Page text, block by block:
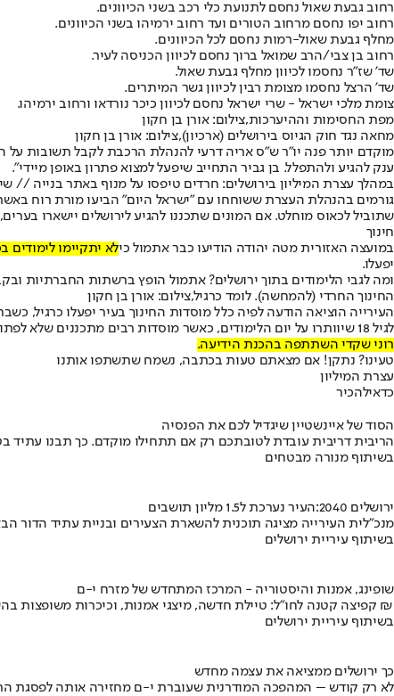
רחוב גבעת שאול נחסם לתנועת כלי רכב בשני הכיוונים.
רחוב יפו נחסם מרחוב הטורים ועד רחוב ירמיהו בשני הכיוונים.
מחלף גבעת שאול-רמות נחסם לכל הכיוונים.
רחוב בן צבי/הרב שמואל ברוך נחסם לכיוון הכניסה לעיר.
שד' שז"ר נחסמו לכיוון מחלף גבעת שאול.
שד' הרצל נחסמו מצומת רבין לכיוון גשר המיתרים.
צומת מלכי ישראל - שרי ישראל נחסם לכיוון כיכר נורדאו ורחוב ירמיהו.
מפת החסימות וההיערכות,צילום: אורן בן חקון
מחאה נגד חוק הגיוס בירושלים (ארכיון),צילום: אורן בן חקון
מוקדם יותר פנה יו"ר ש"ס אריה דרעי להנהלת הרכבת לקבל תשובות
ענק להגיע ולהתפלל. בן גביר התחייב שיפעל למצוא פתרון באופן מיידי".
במהלך עצרת המיליון בירושלים: חרדים טיפסו על מנוף באתר בנייה // שימוש לפי סעיף 27א'
גורמים בהנהלת העצרת ששוחחו עם "ישראל היום" הביעו מורת רוח
שתוביל לכאוס מוחלט. אם המונים שתכננו להגיע לירושלים יישארו
חינוך
במועצה האזורית מטה יהודה הודיעו כבר אתמול כילא יתקיימו לימודים
יפעלו.
ומה לגבי הלימודים בתוך ירושלים? אתמול הופץ ברשתות החברתיות
החינוך החרדי (להמחשה). לומד כרגיל,צילום: אורן בן חקון
העירייה הוציאה הודעה לפיה כלל מוסדות החינוך בעיר יפעלו כרגיל,
לגיל 18 שיוותרו על יום הלימודים, כאשר מוסדות רבים מתכננים שלא לפתוח את יום הלימודים כלל, או לחילופין לקצרו לחצי יום.
רוני שקדי השתתפה בהכנת הידיעה.
טעינו? נתקן! אם מצאתם טעות בכתבה, נשמח שתשתפו אותנו
עצרת המיליון
כדאילהכיר
הסוד של איינשטיין שיגדיל לכם את הפנסיה
הריבית דריבית עובדת לטובתכם רק אם תתחילו מוקדם. כך תבנו עתיד
בשיתוף מנורה מבטחים
ירושלים 2040:העיר נערכת ל1.5 מליון תושבים
מנכ"לית העירייה מציגה תוכנית להשארת הצעירים ובניית עתיד הדור
בשיתוף עיריית ירושלים
שופינג, אמנות והיסטוריה - המרכז המתחדש של מזרח י-ם
קפיצה קטנה לחו"ל: טיילת חדשה, מיצגי אמנות, וכיכרות משופצות בהשקעה של 100 מיליון ₪
בשיתוף עיריית ירושלים
כך ירושלים ממציאה את עצמה מחדש
לא רק קודש – המהפכה המודרנית שעוברת י-ם מחזירה אותה לפסגת